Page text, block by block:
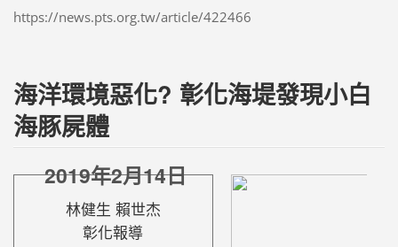
https://news.pts.org.tw/article/422466
海洋環境惡化? 彰化海堤發現小白
海豚屍體
2019年2月14日
林健生 賴世杰
彰化報導